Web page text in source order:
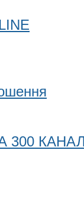
300